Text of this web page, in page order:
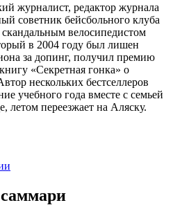
журналист, редактор журнала
советник бейсбольного клуба
велосипедистом
в 2004 году был лишен
за допинг, получил премию
«Секретная гонка» о
нескольких бестселлеров
учебного года вместе с семьей
летом переезжает на Аляску.